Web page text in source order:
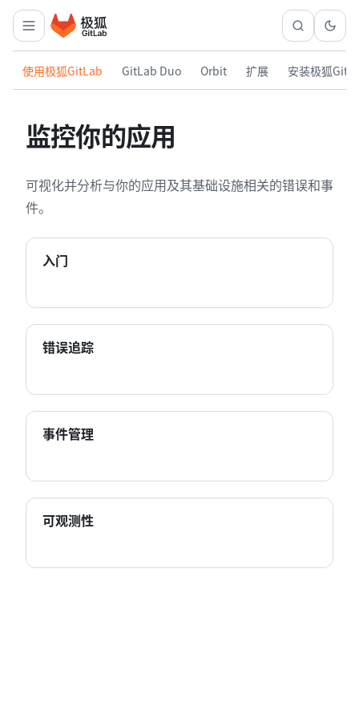
使用极狐GitLab GitLab Duo Orbit 扩展 安装极狐
监控你的应用
可视化并分析与你的应用及其基础设施相关的错误和事
件。
入门
错误追踪
事件管理
可观测性